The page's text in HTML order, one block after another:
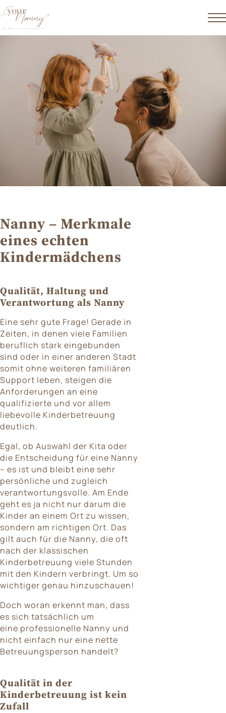
Nanny – Merkmale
eines echten
Kindermädchens
Qualität, Haltung und
Verantwortung als Nanny
Eine sehr gute Frage! Gerade in
Zeiten, in denen viele Familien
beruflich stark eingebunden
sind oder in einer anderen Stadt
somit ohne weiteren familiären
Support leben, steigen die
Anforderungen an eine
qualifizierte und vor allem
liebevolle Kinderbetreuung
deutlich.
Egal, ob Auswahl der Kita oder
die Entscheidung für eine Nanny
– es ist und bleibt eine sehr
persönliche und zugleich
verantwortungsvolle. Am Ende
geht es ja nicht nur darum die
Kinder an einem Ort zu wissen,
sondern am richtigen Ort. Das
gilt auch für die Nanny, die oft
nach der klassischen
Kinderbetreuung viele Stunden
mit den Kindern verbringt. Um so
wichtiger genau hinzuschauen!
Doch woran erkennt man, dass
es sich tatsächlich um
eine professionelle Nanny und
nicht einfach nur eine nette
Betreuungsperson handelt?
Qualität in der
Kinderbetreuung ist kein
Zufall